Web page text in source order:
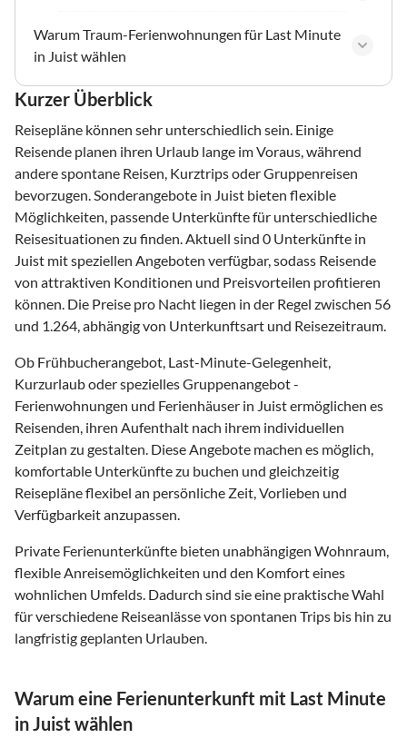
Warum Traum-Ferienwohnungen für Last Minute
in Juist wählen
Kurzer Überblick
Reisepläne können sehr unterschiedlich sein. Einige
Reisende planen ihren Urlaub lange im Voraus, während
andere spontane Reisen, Kurztrips oder Gruppenreisen
bevorzugen. Sonderangebote in Juist bieten flexible
Möglichkeiten, passende Unterkünfte für unterschiedliche
Reisesituationen zu finden. Aktuell sind 0 Unterkünfte in
Juist mit speziellen Angeboten verfügbar, sodass Reisende
von attraktiven Konditionen und Preisvorteilen profitieren
können. Die Preise pro Nacht liegen in der Regel zwischen 56
und 1.264, abhängig von Unterkunftsart und Reisezeitraum.
Ob Frühbucherangebot, Last-Minute-Gelegenheit,
Kurzurlaub oder spezielles Gruppenangebot -
Ferienwohnungen und Ferienhäuser in Juist ermöglichen es
Reisenden, ihren Aufenthalt nach ihrem individuellen
Zeitplan zu gestalten. Diese Angebote machen es möglich,
komfortable Unterkünfte zu buchen und gleichzeitig
Reisepläne flexibel an persönliche Zeit, Vorlieben und
Verfügbarkeit anzupassen.
Private Ferienunterkünfte bieten unabhängigen Wohnraum,
flexible Anreisemöglichkeiten und den Komfort eines
wohnlichen Umfelds. Dadurch sind sie eine praktische Wahl
für verschiedene Reiseanlässe von spontanen Trips bis hin zu
langfristig geplanten Urlauben.
Warum eine Ferienunterkunft mit Last Minute
in Juist wählen